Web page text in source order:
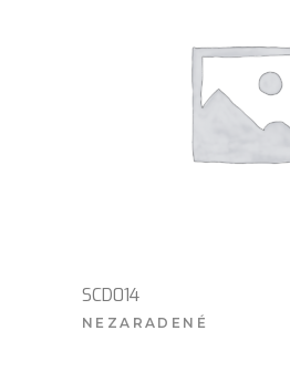
SCD014
NEZARADENÉ